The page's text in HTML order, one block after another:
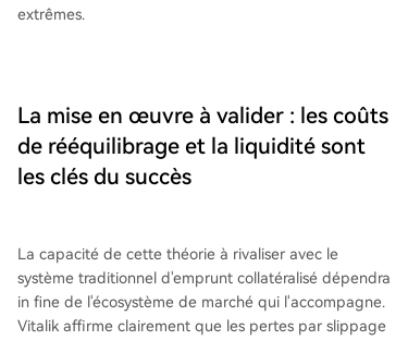
extrêmes.
La mise en œuvre à valider : les coûts
de rééquilibrage et la liquidité sont
les clés du succès
La capacité de cette théorie à rivaliser avec le
système traditionnel d'emprunt collatéralisé dépendra
in fine de l'écosystème de marché qui l'accompagne.
Vitalik affirme clairement que les pertes par slippage